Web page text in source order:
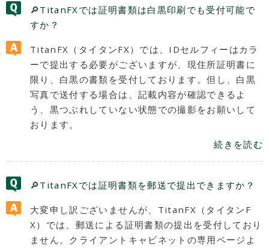
🔎TitanFXでは証明書類は白黒印刷でも受付可能で
すか？
TitanFX（タイタンFX）では、IDセルフィーはカラ
ーで提出する必要がございますが、現住所証明書に
限り、白黒の書類を受付しております。但し、白黒
写真で送付する場合は、記載内容が確認できるよ
う、黒つぶれしていない状態での撮影をお願いして
おります。
続きを読む
🔎TitanFXでは証明書類を郵送で提出できますか？
大変申し訳ございませんが、TitanFX（タイタンF
X）では、郵送による証明書類の提出を受付しており
ません。クライアントキャビネットの専用ページよ